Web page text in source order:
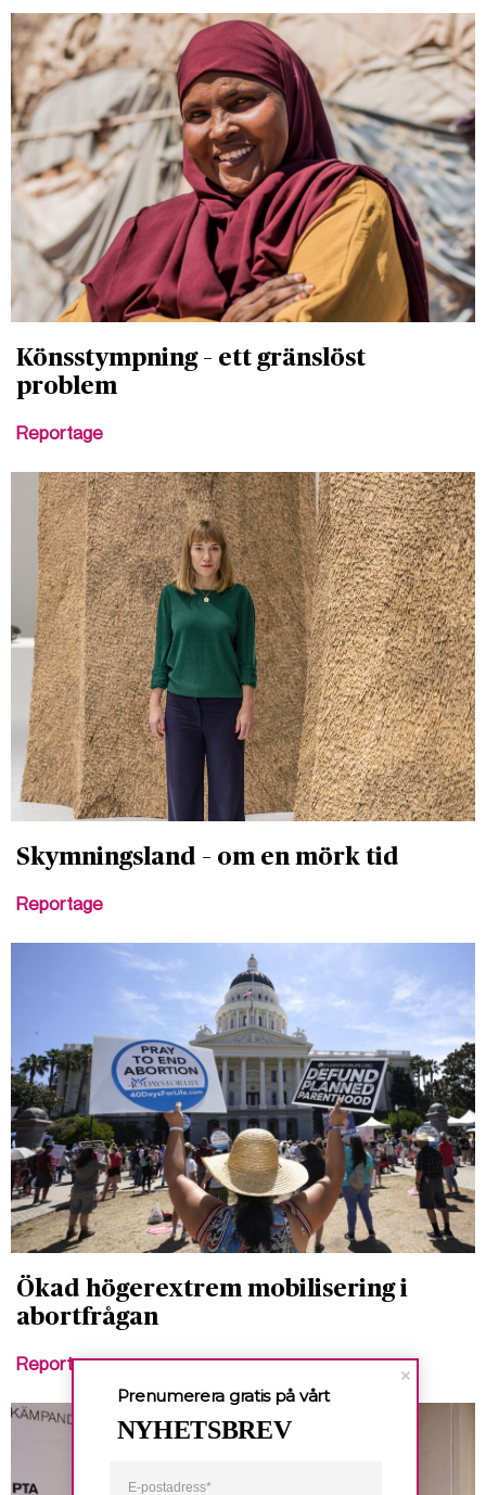
Könsstympning – ett gränslöst
problem
Reportage
Skymningsland – om en mörk tid
Reportage
Ökad högerextrem mobilisering i
abortfrågan
Reportage
Prenumerera gratis på vårt
NYHETSBREV